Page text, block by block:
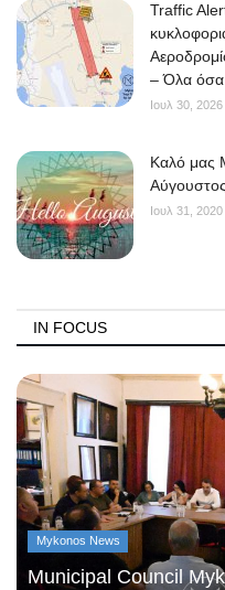
Traffic
– Όλα όσα
Ιουλ 30, 2026
Kαλό μας
Ιουλ 31, 2020
IN FOCUS
Mykonos News
Municipal Council